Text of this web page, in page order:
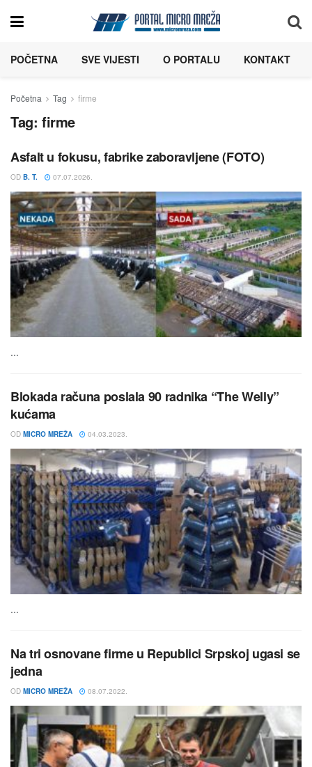
POČETNA SVE VIJESTI O PORTALU KONTAKT
Početna Tag firme
Tag: firme
Asfalt u fokusu, fabrike zaboravljene (FOTO)
OD B. T. 07.07.2026.
...
Blokada računa poslala 90 radnika “The Welly”
kućama
OD MICRO MREŽA 04.03.2023.
...
Na tri osnovane firme u Republici Srpskoj ugasi se
jedna
OD MICRO MREŽA 08.07.2022.